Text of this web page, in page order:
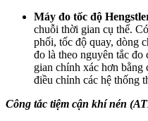
Máy đo tốc độ
chuỗi thời gian cụ thể.
phối, tốc độ quay, dòng
đo là theo nguyên tắc đo
gian chính xác hơn bằng
điều chỉnh các hệ thống
Công tắc tiệm cận khí nén